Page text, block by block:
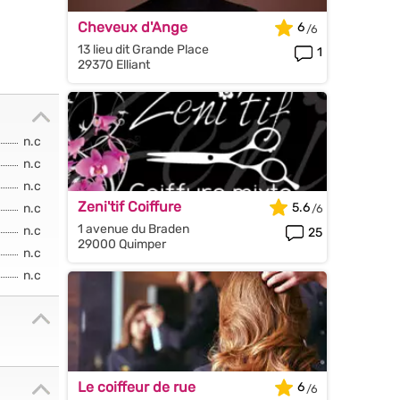
n.c
n.c
n.c
n.c
n.c
n.c
n.c
Cheveux d'Ange
13 lieu dit Grande Place
29370 Elliant
6
1
Zeni'tif Coiffure
1 avenue du Braden
29000 Quimper
5.6
25
Le coiffeur de rue
6